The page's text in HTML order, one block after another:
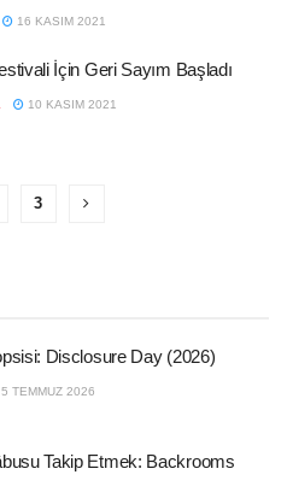
16 KASIM 2021
İçin Geri Sayım Başladı
10 KASIM 2021
3
Disclosure Day (2026)
5 TEMMUZ 2026
Takip Etmek: Backrooms